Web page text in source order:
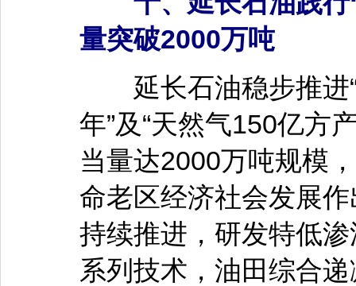
量突破2000万吨
延长石油稳步推进“
年”及“天然气150亿方
当量达2000万吨规模
命老区经济社会发展
持续推进，研发特低
系列技术，油田综合